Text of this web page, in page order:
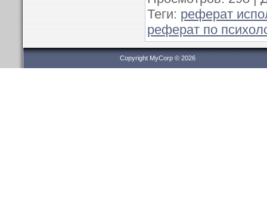
Теги: реферат
реферат по
Copyright MyCorp © 2026